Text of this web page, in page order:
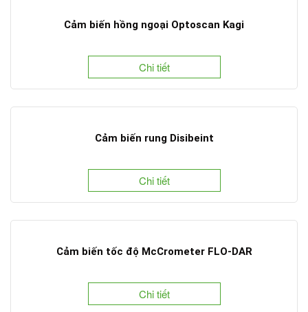
Cảm biến hồng ngoại Optoscan Kagi
Chi tiết
Cảm biến rung Disibeint
Chi tiết
Cảm biến tốc độ McCrometer FLO-DAR
Chi tiết